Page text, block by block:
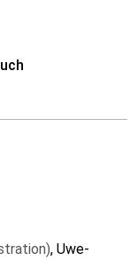
, Uwe-